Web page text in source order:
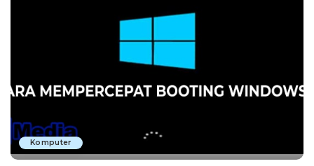
Komputer